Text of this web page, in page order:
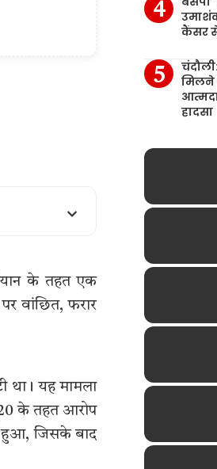
के तहत एक
वांछित, फरार
था। यह मामला
के तहत आरोप
हुआ, जिसके बाद
कैंसर
मिलने
हादसा